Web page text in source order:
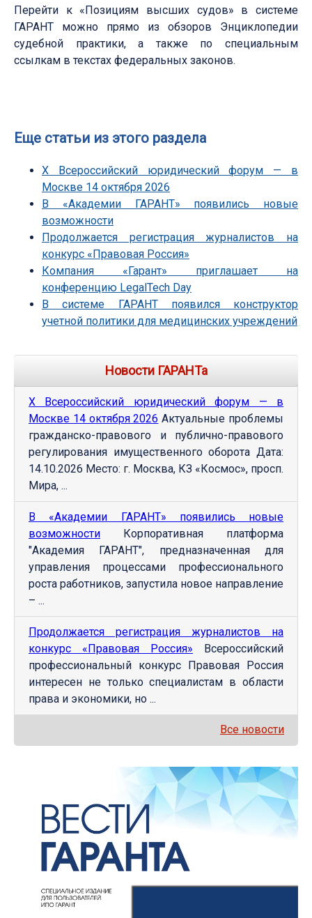
Перейти к «Позициям высших судов» в системе
ГАРАНТ можно прямо из обзоров Энциклопедии
судебной практики, а также по специальным
ссылкам в текстах федеральных законов.
Еще статьи из этого раздела
Х Всероссийский юридический форум — в
Москве 14 октября 2026
В «Академии ГАРАНТ» появились новые
возможности
Продолжается регистрация журналистов на
конкурс «Правовая Россия»
Компания «Гарант» приглашает на
конференцию LegalTech Day
В системе ГАРАНТ появился конструктор
учетной политики для медицинских учреждений
Новости ГАРАНТа
Х Всероссийский юридический форум — в
Москве 14 октября 2026 Актуальные проблемы
гражданско-правового и публично-правового
регулирования имущественного оборота Дата:
14.10.2026 Место: г. Москва, КЗ «Космос», просп.
Мира, ...
В «Академии ГАРАНТ» появились новые
возможности Корпоративная платформа
"Академия ГАРАНТ", предназначенная для
управления процессами профессионального
роста работников, запустила новое направление
– ...
Продолжается регистрация журналистов на
конкурс «Правовая Россия» Всероссийский
профессиональный конкурс Правовая Россия
интересен не только специалистам в области
права и экономики, но ...
Все новости